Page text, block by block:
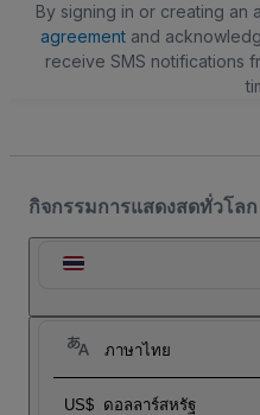
By signing in or creating an
agreementand
receive SMS notifications
กิจกรรมการแสดงสดทั่วโลก
ภาษาไทย
US$ ดอลลาร์สหรัฐ